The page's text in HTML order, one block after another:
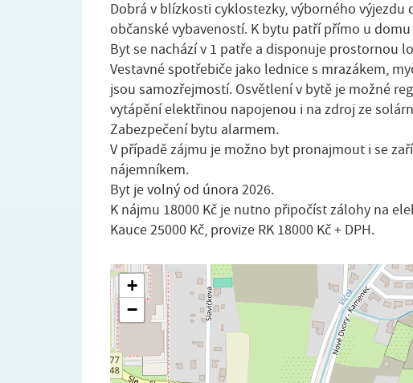
Dobrá v blízkosti cyklostezky, výborného výjezdu
občanské vybaveností. K bytu patří přímo u domu
Byt se nachází v 1 patře a disponuje prostornou
Vestavné spotřebiče jako lednice s mrazákem,
jsou samozřejmostí. Osvětlení v bytě je možné
vytápění elektřinou napojenou i na zdroj ze
Zabezpečení bytu alarmem.
V případě zájmu je možno byt pronajmout i se
nájemníkem.
Byt je volný od února 2026.
K nájmu 18000 Kč je nutno připočíst zálohy na
Kauce 25000 Kč, provize RK 18000 Kč + DPH.
+
−